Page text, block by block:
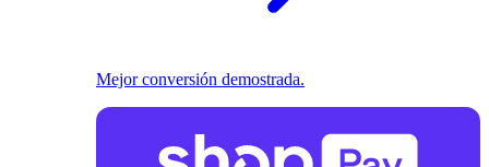
Mejor conversión demostrada.